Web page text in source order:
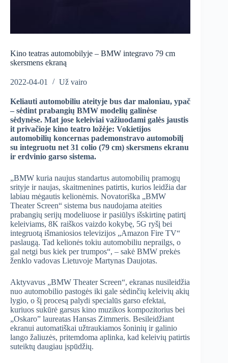
Kino teatras automobilyje – BMW integravo 79 cm
skersmens ekraną
2022-04-01 Už vairo
Keliauti automobiliu ateityje bus dar maloniau, ypač
– sėdint prabangių BMW modelių galinėse
sėdynėse. Mat jose keleiviai važiuodami galės jaustis
it privačioje kino teatro ložėje: Vokietijos
automobilių koncernas pademonstravo automobilį
su integruotu net 31 colio (79 cm) skersmens ekranu
ir erdvinio garso sistema.
„BMW kuria naujus standartus automobilių pramogų
srityje ir naujas, skaitmenines patirtis, kurios leidžia dar
labiau mėgautis kelionėmis. Novatoriška „BMW
Theater Screen“ sistema bus naudojama ateities
prabangių serijų modeliuose ir pasiūlys išskirtinę patirtį
keleiviams, 8K raiškos vaizdo kokybę, 5G ryšį bei
integruotą išmaniosios televizijos „Amazon Fire TV“
paslaugą. Tad kelionės tokiu automobiliu neprailgs, o
gal netgi bus kiek per trumpos“, – sakė BMW prekės
ženklo vadovas Lietuvoje Martynas Daujotas.
Aktyvavus „BMW Theater Screen“, ekranas nusileidžia
nuo automobilio pastogės iki gale sėdinčių keleivių akių
lygio, o šį procesą palydi specialūs garso efektai,
kuriuos sukūrė garsus kino muzikos kompozitorius bei
„Oskaro” laureatas Hansas Zimmeris. Besileidžiant
ekranui automatiškai užtraukiamos šoninių ir galinio
lango žaliuzės, pritemdoma aplinka, kad keleivių patirtis
suteiktų daugiau įspūdžių.